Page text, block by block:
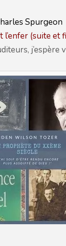
Spurgeon
l’enfer (suite et
j’espère